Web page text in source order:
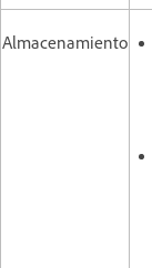
Almacenamiento